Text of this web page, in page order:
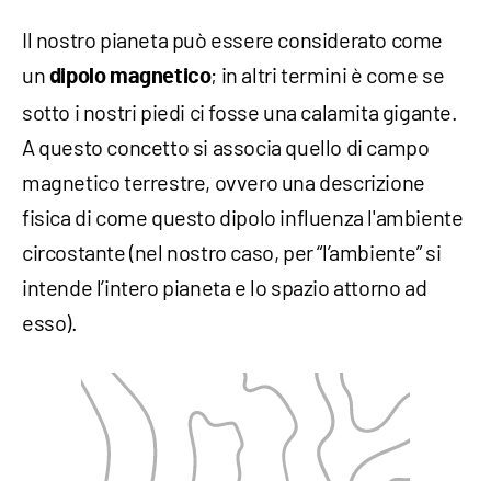
Il nostro pianeta può essere considerato come
un dipolo magnetico; in altri termini è come se
sotto i nostri piedi ci fosse una calamita gigante.
A questo concetto si associa quello di campo
magnetico terrestre, ovvero una descrizione
fisica di come questo dipolo influenza l'ambiente
circostante (nel nostro caso, per “l’ambiente” si
intende l’intero pianeta e lo spazio attorno ad
esso).